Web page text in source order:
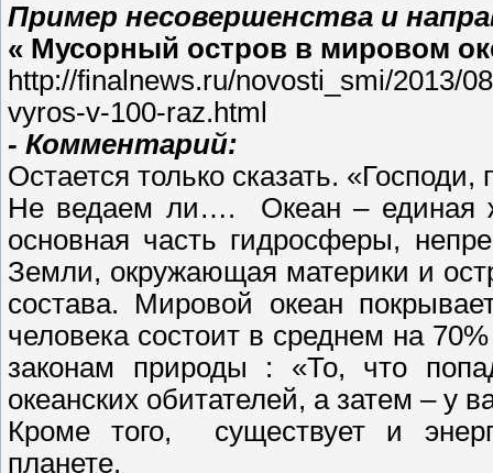
Пример несовершенства и
« Мусорный остров в мировом
http://finalnews.ru/novosti_smi/2013/
vyros-v-100-raz.html
- Комментарий:
Остается только сказать.
Не ведаем ли…. Океан – единая
основная часть гидросферы,
Земли, окружающая материки и
состава. Мировой океан
человека состоит в среднем на
законам природы : «То, что
океанских обитателей, а затем – у
Кроме того, существует и
планете.